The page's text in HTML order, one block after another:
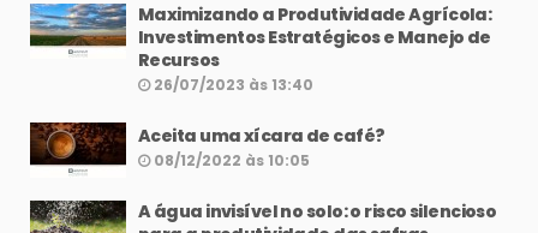
Maximizando a Produtividade Agrícola:
Investimentos Estratégicos e Manejo de
Recursos
26/07/2023 às 13:40
Aceita uma xícara de café?
08/12/2022 às 10:05
A água invisível no solo: o risco silencioso